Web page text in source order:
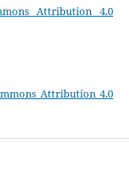
Attribution 4.0
Attribution 4.0